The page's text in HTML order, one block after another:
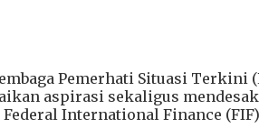
Pemerhati Situasi Terkini
aspirasi sekaligus
International Finance (FIF)